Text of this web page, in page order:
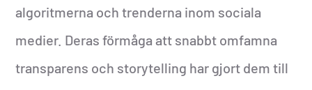
algoritmerna och trenderna inom sociala
medier. Deras förmåga att snabbt omfamna
transparens och storytelling har gjort dem till